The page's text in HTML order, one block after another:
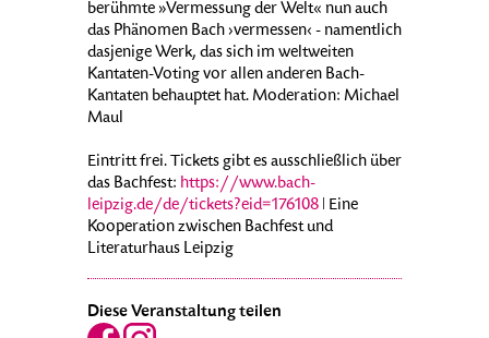
berühmte »Vermessung der Welt« nun auch
das Phänomen Bach ›vermessen‹ - namentlich
dasjenige Werk, das sich im weltweiten
Kantaten-Voting vor allen anderen Bach-
Kantaten behauptet hat. Moderation: Michael
Maul
Eintritt frei. Tickets gibt es ausschließlich über
das Bachfest: https://www.bach-
leipzig.de/de/tickets?eid=176108 ǀ Eine
Kooperation zwischen Bachfest und
Literaturhaus Leipzig
Diese Veranstaltung teilen